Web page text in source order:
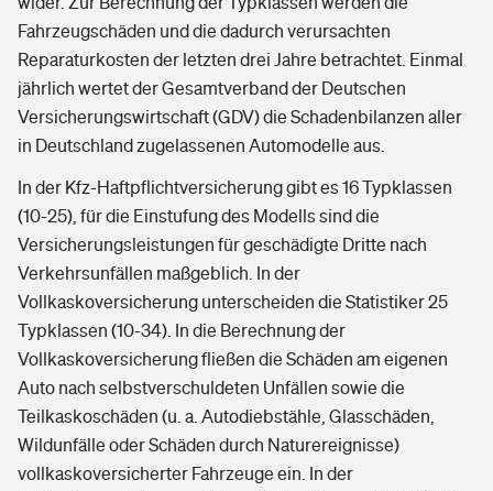
Fahrzeugschäden und die dadurch verursachten
Reparaturkosten der letzten drei Jahre betrachtet. Einmal
jährlich wertet der Gesamtverband der Deutschen
Versicherungswirtschaft (GDV) die Schadenbilanzen aller
in Deutschland zugelassenen Automodelle aus.
In der Kfz-Haftpflichtversicherung gibt es 16 Typklassen
(10-25), für die Einstufung des Modells sind die
Versicherungsleistungen für geschädigte Dritte nach
Verkehrsunfällen maßgeblich. In der
Vollkaskoversicherung unterscheiden die Statistiker 25
Typklassen (10-34). In die Berechnung der
Vollkaskoversicherung fließen die Schäden am eigenen
Auto nach selbstverschuldeten Unfällen sowie die
Teilkaskoschäden (u. a. Autodiebstähle, Glasschäden,
Wildunfälle oder Schäden durch Naturereignisse)
vollkaskoversicherter Fahrzeuge ein. In der